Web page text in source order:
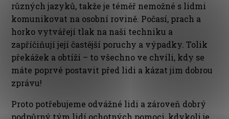
různých jazyků, takže je téměř nemožné s lidmi
komunikovat na osobní rovině. Počasí, prach a
horko vytvářejí tlak na naši techniku a
zapříčiňují její častější poruchy a výpadky. Tolik
překážek a obtíží – to všechno ve chvíli, kdy se
máte poprvé postavit před lidi a kázat jim dobrou
zprávu!
Proto potřebujeme odvážné lidi a zároveň dobrý
podpůrný tým lidí ochotných pomoci, kdykoli je